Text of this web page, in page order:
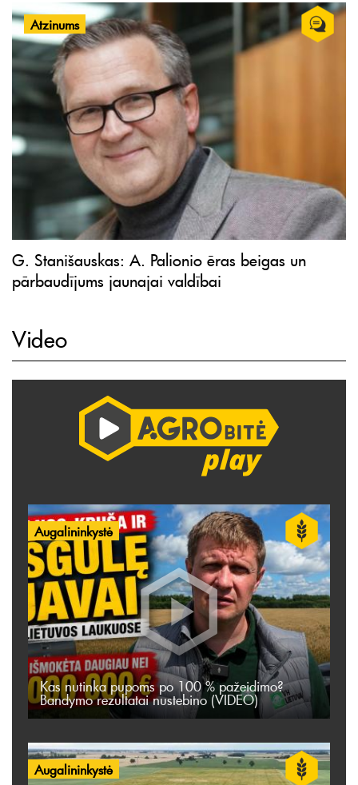
Atzinums
G. Stanišauskas: A. Palionio ēras beigas un
pārbaudījums jaunajai valdībai
Video
Augalininkystė
Kas nutinka pupoms po 100 % pažeidimo?
Bandymo rezultatai nustebino (VIDEO)
Augalininkystė